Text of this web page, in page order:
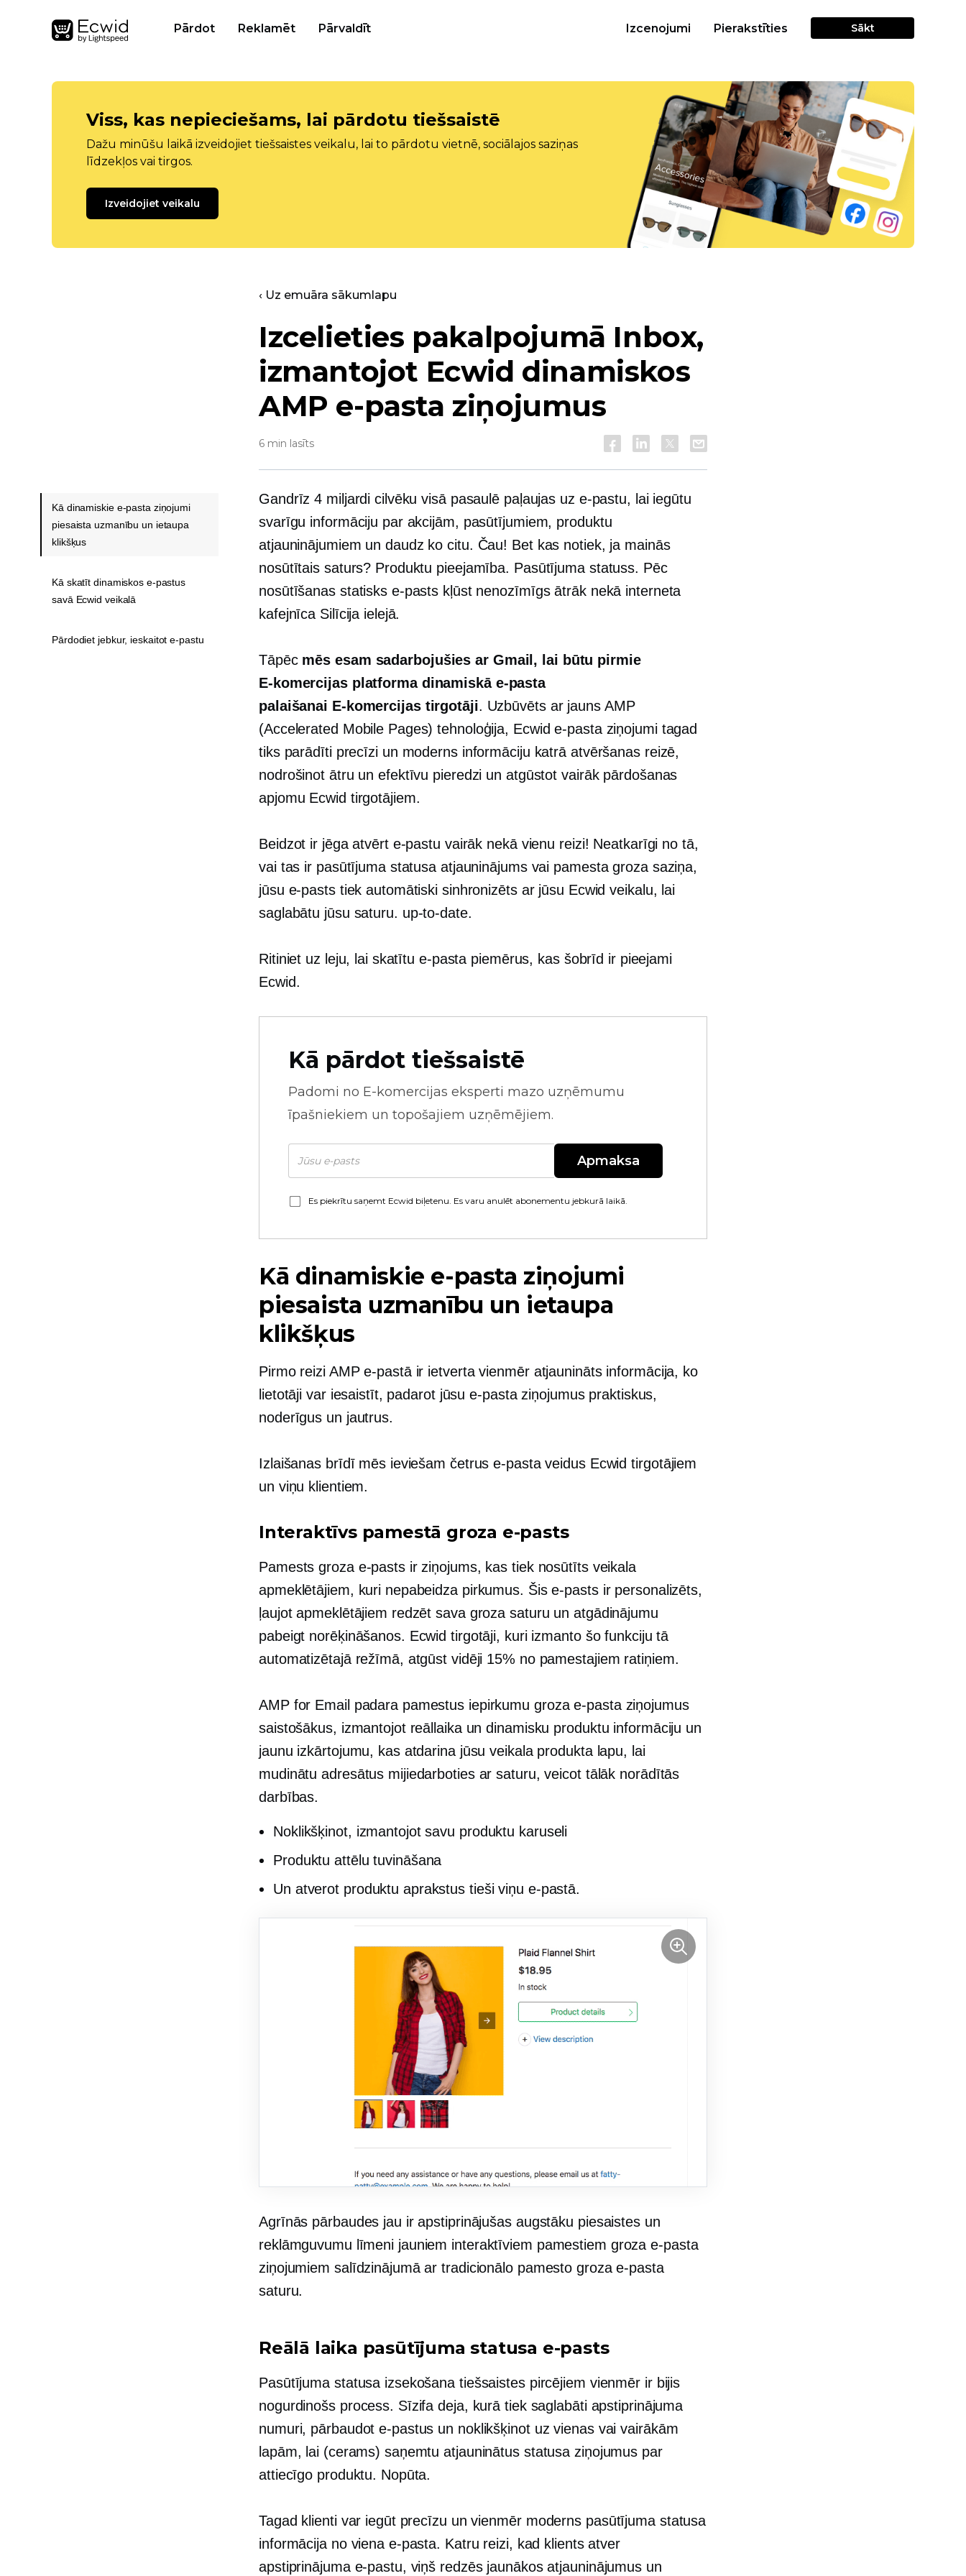
Pārdot Reklamēt Pārvaldīt Izcenojumi Pierakstīties Sākt
Viss, kas nepieciešams, lai pārdotu tiešsaistē
Dažu minūšu laikā izveidojiet tiešsaistes veikalu, lai to pārdotu vietnē, sociālajos saziņas
līdzekļos vai tirgos.
Izveidojiet veikalu
‹ Uz emuāra sākumlapu
Izcelieties pakalpojumā Inbox,
izmantojot Ecwid dinamiskos
AMP e-pasta ziņojumus
6 min lasīts
Gandrīz 4 miljardi cilvēku visā pasaulē paļaujas uz e-pastu, lai iegūtu
svarīgu informāciju par akcijām, pasūtījumiem, produktu
atjauninājumiem un daudz ko citu. Čau! Bet kas notiek, ja mainās
nosūtītais saturs? Produktu pieejamība. Pasūtījuma statuss. Pēc
nosūtīšanas statisks e-pasts kļūst nenozīmīgs ātrāk nekā interneta
kafejnīca Silīcija ielejā.
Tāpēc mēs esam sadarbojušies ar Gmail, lai būtu pirmie
E-komercijasplatforma dinamiskā e-pasta
palaišanai E-komercijastirgotāji. Uzbūvēts ar jaunsAMP
(Accelerated Mobile Pages) tehnoloģija, Ecwid e-pasta ziņojumi tagad
tiks parādīti precīzi un modernsinformāciju katrā atvēršanas reizē,
nodrošinot ātru un efektīvu pieredzi un atgūstot vairāk pārdošanas
apjomu Ecwid tirgotājiem.
Beidzot ir jēga atvērt e-pastu vairāk nekā vienu reizi! Neatkarīgi no tā,
vai tas ir pasūtījuma statusa atjauninājums vai pamesta groza saziņa,
jūsu e-pasts tiek automātiski sinhronizēts ar jūsu Ecwid veikalu, lai
saglabātu jūsu saturu. up-to-date.
Ritiniet uz leju, lai skatītu e-pasta piemērus, kas šobrīd ir pieejami
Ecwid.
Kā pārdot tiešsaistē
Padomi no E-komercijas eksperti mazo uzņēmumu
īpašniekiem un topošajiem uzņēmējiem.
Apmaksa
Es piekrītu saņemt Ecwid biļetenu. Es varu anulēt abonementu jebkurā laikā.
Kā dinamiskie e-pasta ziņojumi
piesaista uzmanību un ietaupa
klikšķus
Pirmo reizi AMP e-pastā ir ietvertavienmēr atjauninātsinformācija, ko
lietotāji var iesaistīt, padarot jūsu e-pasta ziņojumus praktiskus,
noderīgus un jautrus.
Izlaišanas brīdī mēs ieviešam četrus e-pasta veidus Ecwid tirgotājiem
un viņu klientiem.
Interaktīvs pamestā groza e-pasts
Pamests groza e-pasts ir ziņojums, kas tiek nosūtīts veikala
apmeklētājiem, kuri nepabeidza pirkumus. Šis e-pasts ir personalizēts,
ļaujot apmeklētājiem redzēt sava groza saturu un atgādinājumu
pabeigt norēķināšanos. Ecwid tirgotāji, kuri izmanto šo funkciju tā
automatizētajā režīmā, atgūst vidēji 15% no pamestajiem ratiņiem.
AMP for Email padara pamestus iepirkumu groza e-pasta ziņojumus
saistošākus, izmantojot reāllaika un dinamisku produktu informāciju un
jaunu izkārtojumu, kas atdarina jūsu veikala produkta lapu, lai
mudinātu adresātus mijiedarboties ar saturu, veicot tālāk norādītās
darbības.
Noklikšķinot, izmantojot savu produktu karuseli
Produktu attēlu tuvināšana
Un atverot produktu aprakstus tieši viņu e-pastā.
Agrīnās pārbaudes jau ir apstiprinājušas augstāku piesaistes un
reklāmguvumu līmeni jauniem interaktīviem pamestiem groza e-pasta
ziņojumiem salīdzinājumā ar tradicionālo pamesto groza e-pasta
saturu.
Reālā laika pasūtījuma statusa e-pasts
Pasūtījuma statusa izsekošana tiešsaistes pircējiem vienmēr ir bijis
nogurdinošs process. Sīzifa deja, kurā tiek saglabāti apstiprinājuma
numuri, pārbaudot e-pastus un noklikšķinot uz vienas vai vairākām
lapām, lai (cerams) saņemtu atjauninātus statusa ziņojumus par
attiecīgo produktu. Nopūta.
Tagad klienti var iegūt precīzu un vienmēr moderns pasūtījuma statusa
informācija no viena e-pasta. Katru reizi, kad klients atver
apstiprinājuma e-pastu, viņš redzēs jaunākos atjauninājumus un
Kā dinamiskie e-pasta ziņojumi
piesaista uzmanību un ietaupa
klikšķus
Kā skatīt dinamiskos e-pastus
savā Ecwid veikalā
Pārdodiet jebkur, ieskaitot e-pastu